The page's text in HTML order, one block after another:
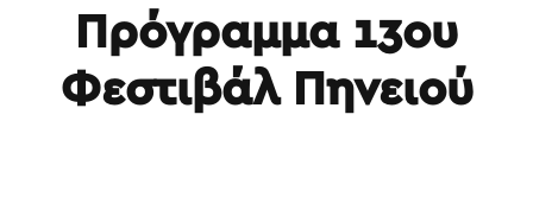
Πρόγραμμα 13ου
Φεστιβάλ Πηνειού